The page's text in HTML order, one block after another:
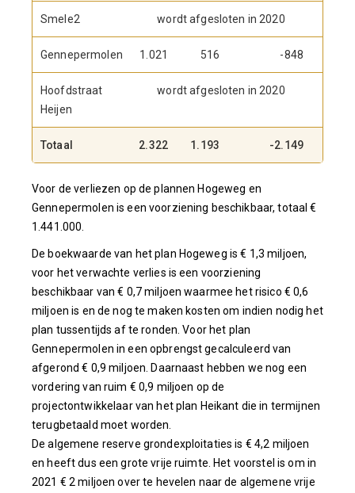
Smele2 wordt afgesloten in 2020
Gennepermolen 1.021 516 -848
Hoofdstraat
Heijen
wordt afgesloten in 2020
Totaal 2.322 1.193 -2.149
Voor de verliezen op de plannen Hogeweg en
Gennepermolen is een voorziening beschikbaar, totaal €
1.441.000.
De boekwaarde van het plan Hogeweg is € 1,3 miljoen,
voor het verwachte verlies is een voorziening
beschikbaar van € 0,7 miljoen waarmee het risico € 0,6
miljoen is en de nog te maken kosten om indien nodig het
plan tussentijds af te ronden. Voor het plan
Gennepermolen in een opbrengst gecalculeerd van
afgerond € 0,9 miljoen. Daarnaast hebben we nog een
vordering van ruim € 0,9 miljoen op de
projectontwikkelaar van het plan Heikant die in termijnen
terugbetaald moet worden.
De algemene reserve grondexploitaties is € 4,2 miljoen
en heeft dus een grote vrije ruimte. Het voorstel is om in
2021 € 2 miljoen over te hevelen naar de algemene vrije